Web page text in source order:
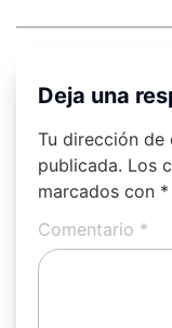
Deja una
Tu dirección de
publicada. Los
marcados con *
Comentario *